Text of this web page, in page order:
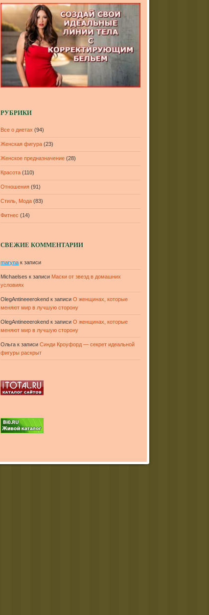
РУБРИКИ
Все о диетах (94)
Женская фигура (23)
Женское предназначение (28)
Красота (110)
Отношения (91)
Стиль, Мода (83)
Фитнес (14)
СВЕЖИЕ КОММЕНТАРИИ
maryna к записи
Michaelses к записи Маски от звезд в домашних
условиях
OlegAntineeerokend к записиО женщинах, которые
меняют мир в лучшую сторону
OlegAntineeerokend к записиО женщинах, которые
меняют мир в лучшую сторону
Ольга к записиСинди Кроуфорд — секрет идеальной
фигуры раскрыт